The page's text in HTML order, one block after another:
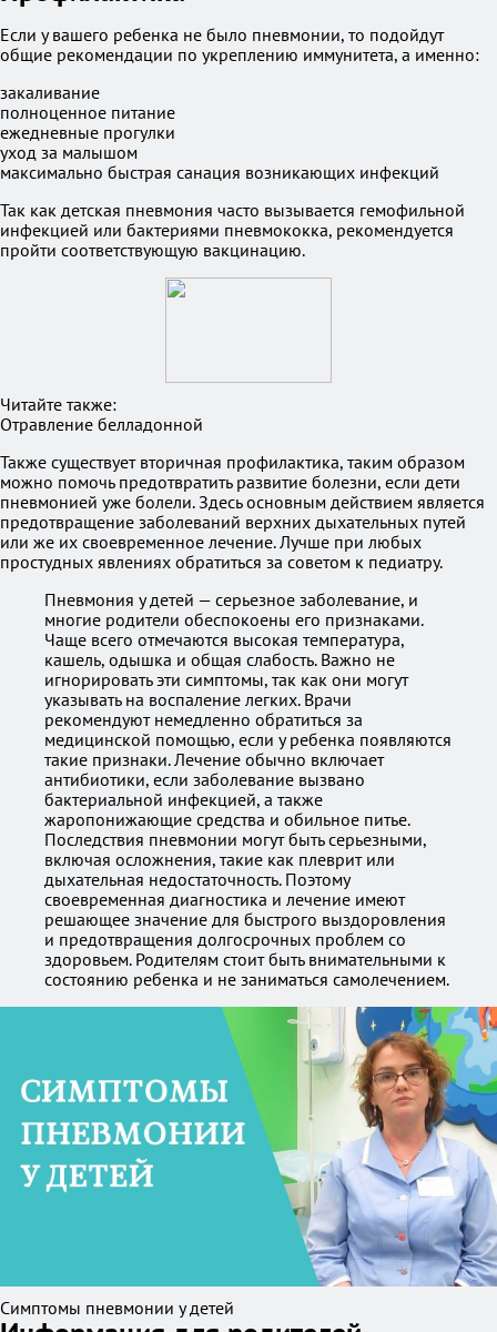
Если у вашего ребенка не было пневмонии, то подойдут
общие рекомендации по укреплению иммунитета, а именно:
закаливание
полноценное питание
ежедневные прогулки
уход за малышом
максимально быстрая санация возникающих инфекций
Так как детская пневмония часто вызывается гемофильной
инфекцией или бактериями пневмококка, рекомендуется
пройти соответствующую вакцинацию.
Читайте также:
Отравление белладонной
Также существует вторичная профилактика, таким образом
можно помочь предотвратить развитие болезни, если дети
пневмонией уже болели. Здесь основным действием является
предотвращение заболеваний верхних дыхательных путей
или же их своевременное лечение. Лучше при любых
простудных явлениях обратиться за советом к педиатру.
Пневмония у детей — серьезное заболевание, и
многие родители обеспокоены его признаками.
Чаще всего отмечаются высокая температура,
кашель, одышка и общая слабость. Важно не
игнорировать эти симптомы, так как они могут
указывать на воспаление легких. Врачи
рекомендуют немедленно обратиться за
медицинской помощью, если у ребенка появляются
такие признаки. Лечение обычно включает
антибиотики, если заболевание вызвано
бактериальной инфекцией, а также
жаропонижающие средства и обильное питье.
Последствия пневмонии могут быть серьезными,
включая осложнения, такие как плеврит или
дыхательная недостаточность. Поэтому
своевременная диагностика и лечение имеют
решающее значение для быстрого выздоровления
и предотвращения долгосрочных проблем со
здоровьем. Родителям стоит быть внимательными к
состоянию ребенка и не заниматься самолечением.
Симптомы пневмонии у детей